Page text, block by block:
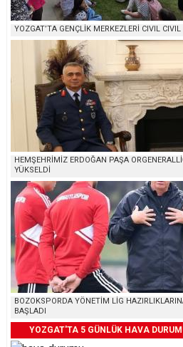
YOZGAT’TA GENÇLİK MERKEZLERİ CIVIL CIVIL
HEMŞEHRİMİZ ERDOĞAN PAŞA
YÜKSELDİ
BOZOKSPORDA YÖNETİM LİG
BAŞLADI
YOZGAT'TA 5 GÜNLÜK HAVA